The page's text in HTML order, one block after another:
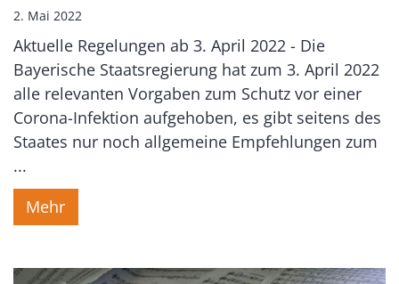
2. Mai 2022
Aktuelle Regelungen ab 3. April 2022 - Die
Bayerische Staatsregierung hat zum 3. April 2022
alle relevanten Vorgaben zum Schutz vor einer
Corona-Infektion aufgehoben, es gibt seitens des
Staates nur noch allgemeine Empfehlungen zum
...
Mehr